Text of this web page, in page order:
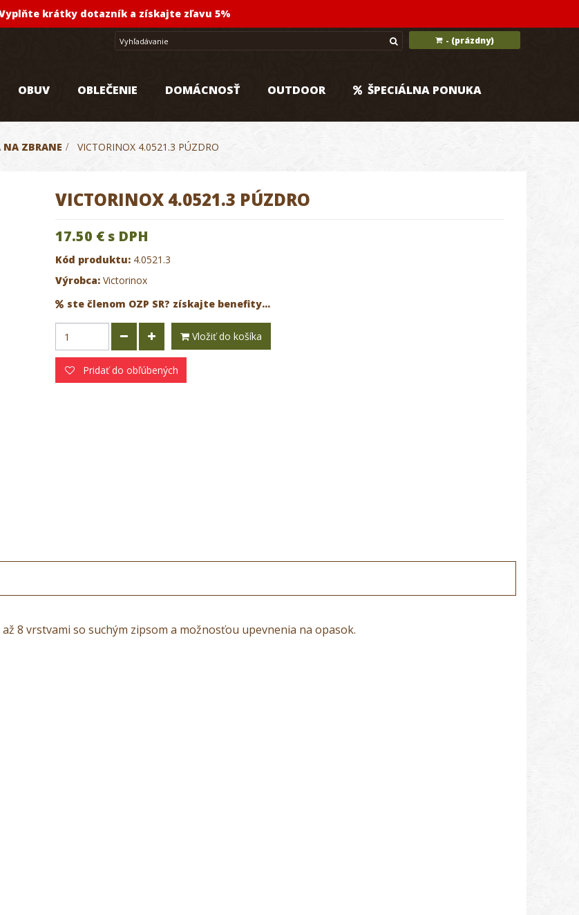
krátky dotazník a získajte zľavu 5%
- (prázdny)
OBUV OBLEČENIE DOMÁCNOSŤ OUTDOOR ŠPECIÁLNA PONUKA
NA ZBRANE > VICTORINOX 4.0521.3 PÚZDRO
VICTORINOX 4.0521.3 PÚZDRO
17.50 €s DPH
Kód produktu: 4.0521.3
Výrobca: Victorinox
ste členom OZP SR? získajte benefity...
Vložiť do košíka
Pridať do obľúbených
8 vrstvami so suchým zipsom a možnosťou upevnenia na opasok.